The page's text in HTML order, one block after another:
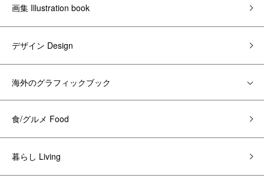
画集 Illustration book
デザイン Design
海外のグラフィックブック
食/グルメ Food
暮らし Living